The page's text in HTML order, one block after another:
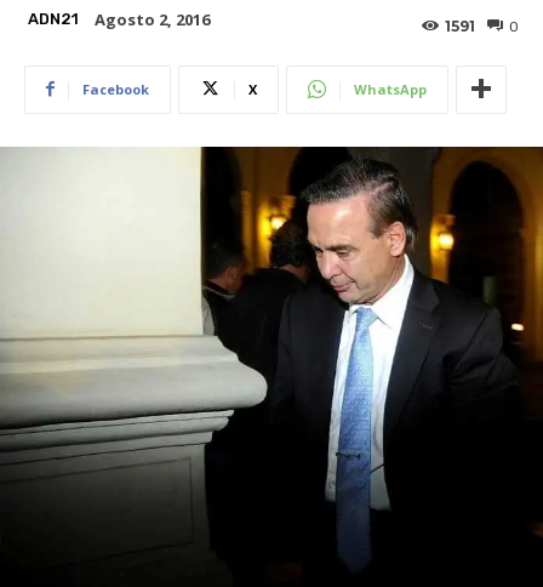
ADN21 Agosto 2, 2016 0
1591
Facebook X WhatsApp